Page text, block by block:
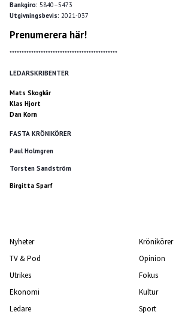
Bankgiro: 5840–5473
Utgivningsbevis: 2021-037
Prenumerera här!
*********************************************
LEDARSKRIBENTER
Mats Skogkär
Klas Hjort
Dan Korn
FASTA KRÖNIKÖRER
Paul Holmgren
Torsten Sandström
Birgitta Sparf
Nyheter
TV & Pod
Utrikes
Ekonomi
Ledare
Krönikörer
Opinion
Fokus
Kultur
Sport